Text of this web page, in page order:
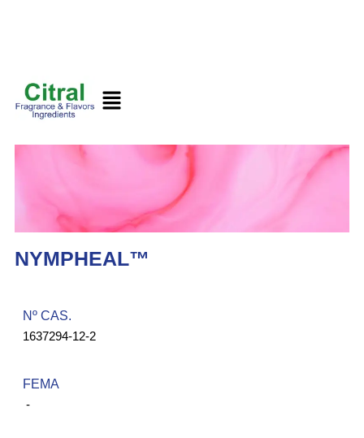
NYMPHEAL™
Nº CAS.​
1637294-12-2
FEMA ​
-